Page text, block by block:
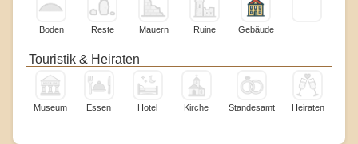
Boden Reste Mauern Ruine Gebäude
Touristik & Heiraten
Museum Essen Hotel Kirche Standesamt Heiraten